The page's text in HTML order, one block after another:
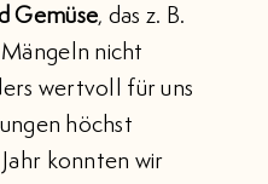
Gemüse, das z. B.
nicht
wertvoll für uns
höchst
konnten wir